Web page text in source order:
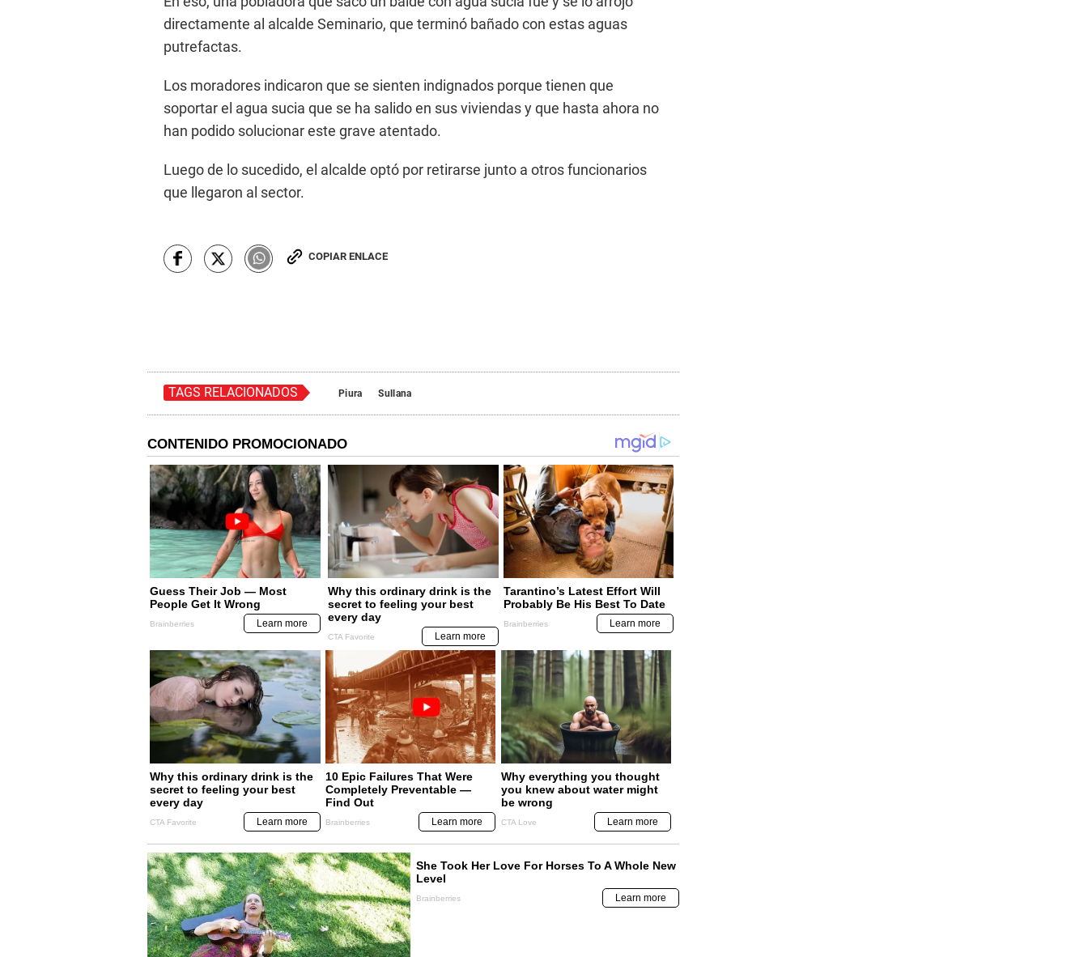
directamente al alcalde Seminario, que terminó bañado con estas aguas
putrefactas.
Los moradores indicaron que se sienten indignados porque tienen que
soportar el agua sucia que se ha salido en sus viviendas y que hasta ahora no
han podido solucionar este grave atentado.
Luego de lo sucedido, el alcalde optó por retirarse junto a otros funcionarios
que llegaron al sector.
COPIAR ENLACE
TAGS RELACIONADOS Piura Sullana